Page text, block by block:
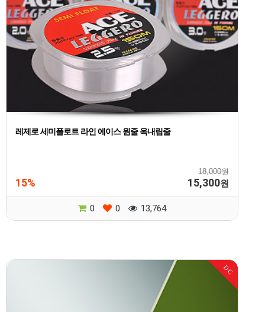
레제로 세미플로트 라인 에이스 원줄 옥내림줄
18,000원
15% 15,300원
0 0 13,764
DC